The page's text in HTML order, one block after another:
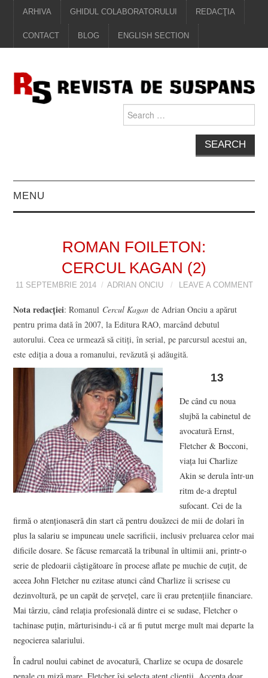
ARHIVA GHIDUL COLABORATORULUI REDACŢIA
CONTACT BLOG ENGLISH SECTION
for:
MENU
VIZIUNI ȘI SPECTRE
CONTRAPAGINI
SUSPANS
NUMĂRUL 48 /
MARTIE 2018
NUMĂRUL 49 /
ROMAN FOILETON:
CERCUL KAGAN (2)
11 SEPTEMBRIE 2014 ADRIAN ONCIU LEAVE A COMMENT
Nota redacţiei: Romanul Cercul Kagan de Adrian Onciu a apărut
pentru prima dată în 2007, la Editura RAO, marcând debutul
autorului. Ceea ce urmează să citiţi, în serial, pe parcursul acestui an,
este ediţia a doua a romanului, revăzută şi adăugită.
13
De când cu noua
slujbă la cabinetul de
avocatură Ernst,
Fletcher & Bocconi,
viaţa lui Charlize
Akin se derula într-un
ritm de-a dreptul
sufocant. Cei de la
firmă o atenţionaseră din start că pentru douăzeci de mii de dolari în
plus la salariu se impuneau unele sacrificii, inclusiv preluarea celor mai
dificile dosare. Se făcuse remarcată la tribunal în ultimii ani, printr-o
serie de pledoarii câştigătoare în procese aflate pe muchie de cuţit, de
aceea John Fletcher nu ezitase atunci când Charlize îi scrisese cu
dezinvoltură, pe un capăt de şerveţel, care îi erau pretenţiile financiare.
Mai târziu, când relaţia profesională dintre ei se sudase, Fletcher o
tachinase puţin, mărturisindu-i că ar fi putut merge mult mai departe la
negocierea salariului.
În cadrul noului cabinet de avocatură, Charlize se ocupa de dosarele